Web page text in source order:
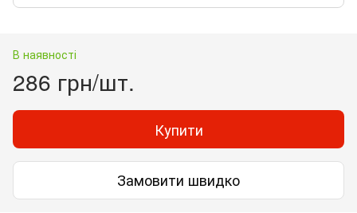
В наявності
286 грн/шт.
Купити
Замовити швидко